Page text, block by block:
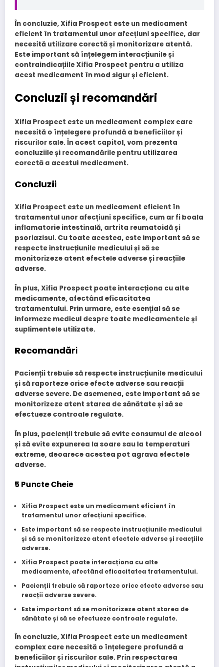
În concluzie, Xifia Prospect este un medicament
eficient în tratamentul unor afecțiuni specifice, dar
necesită utilizare corectă și monitorizare atentă.
Este important să înțelegem interacțiunile și
contraindicațiile Xifia Prospect pentru a utiliza
acest medicament în mod sigur și eficient.
Concluzii și recomandări
Xifia Prospect este un medicament complex care
necesită o înțelegere profundă a beneficiilor și
riscurilor sale. În acest capitol, vom prezenta
concluziile și recomandările pentru utilizarea
corectă a acestui medicament.
Concluzii
Xifia Prospect este un medicament eficient în
tratamentul unor afecțiuni specifice, cum ar fi boala
inflamatorie intestinală, artrita reumatoidăși
psoriazisul. Cu toate acestea, este important să se
respecte instrucțiunile medicului și să se
monitorizeze atent efectele adverse și reacțiile
adverse.
În plus, Xifia Prospect poate interacționa cu alte
medicamente, afectând eficacitatea
tratamentului. Prin urmare, este esențial să se
informeze medicul despre toate medicamentele și
suplimentele utilizate.
Recomandări
Pacienții trebuie să respecte instrucțiunile medicului
și să raporteze orice efecte adverse sau reacții
adverse severe. De asemenea, este important să se
monitorizeze atent starea de sănătate și să se
efectueze controale regulate.
În plus, pacienții trebuie să evite consumul de alcool
și să evite expunerea la soare sau la temperaturi
extreme, deoarece acestea pot agrava efectele
adverse.
5 Puncte Cheie
Xifia Prospect este un medicament eficient în
tratamentul unor afecțiuni specifice.
Este important să se respecte instrucțiunile medicului
și să se monitorizeze atent efectele adverse și reacțiile
adverse.
Xifia Prospect poate interacționa cu alte
medicamente, afectând eficacitatea tratamentului.
Pacienții trebuie să raporteze orice efecte adverse sau
reacții adverse severe.
Este important să se monitorizeze atent starea de
sănătate și să se efectueze controale regulate.
În concluzie, Xifia Prospect este un medicament
complex care necesită o înțelegere profundă a
beneficiilor și riscurilor sale. Prin respectarea